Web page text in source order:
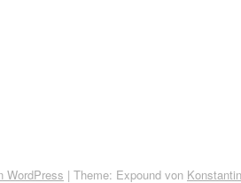
WordPress | Theme: Expound von